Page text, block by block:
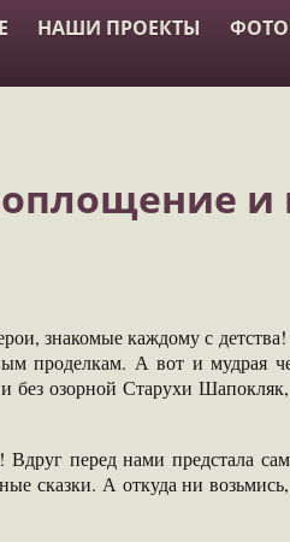
НАШИ ПРОЕКТЫ
и
знакомые каждому с
проделкам. А вот и мудрая
озорной Старухи
Вдруг перед нами предстала
сказки. А откуда ни